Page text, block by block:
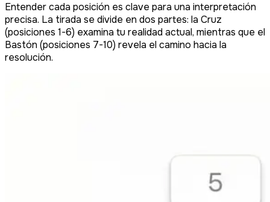
Entender cada posición es clave para una interpretación
precisa. La tirada se divide en dos partes: la Cruz
(posiciones 1-6) examina tu realidad actual, mientras que el
Bastón (posiciones 7-10) revela el camino hacia la
resolución.